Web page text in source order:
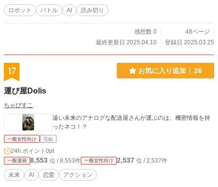
ロボット バトル AI 読み切り
感想数 0
48ページ
最終更新日 2025.04.10
登録日 2025.03.25
17 お気に入り追加 26
運び屋Dolis
ちゃびすこ
遠い未来のアナログな配送屋さんが運ぶのは、機密情報を持
ったネコ！？
一般女性向け 完結
24h.ポイント 0pt
一般漫画 8,553 位 / 8,553件 一般女性向け 2,537 位 / 2,537件
未来 AI 恋愛 アクション